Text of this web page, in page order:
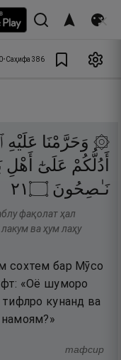
•Саҳифа 386
۞ وَحَرَّمْنَا عَلَيْهِ
أَدُلُّكُمْ عَلَىٰٓ أَهْلِ
نَـٰصِحُونَ ۝١٢
фақолат ҳал
ва ҳум лаҳу
сохтем бар Мӯсо
«Оё шуморо
кунанд ва
тафсир